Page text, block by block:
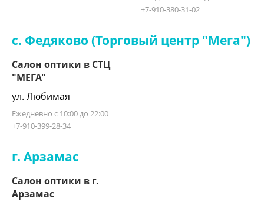
+7-910-380-31-02
с. Федяково (Торговый центр "Мега")
Салон оптики в СТЦ
"МЕГА"
ул. Любимая
Ежедневно с 10:00 до 22:00
+7-910-399-28-34
г. Арзамас
Салон оптики в г.
Арзамас